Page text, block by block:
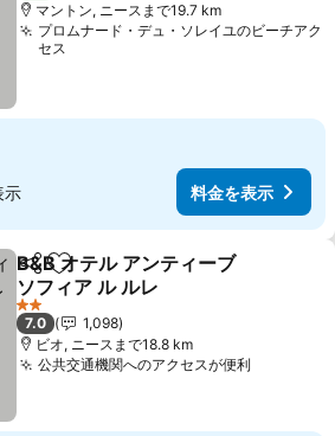
マントン, ニースまで19.7 km
プロムナード・デュ・ソレイユのビーチアク
セス
示 料金を表示
シェアお気に入りに追加
B&B オテル アンティーブ
ソフィア ル ルレ
料金を表示
2 ホテルのランク
7.0
1,098
ビオ, ニースまで18.8 km
公共交通機関へのアクセスが便利